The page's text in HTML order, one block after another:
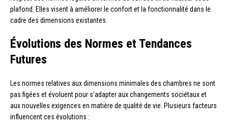
plafond. Elles visent à améliorer le confort et la fonctionnalité dans le
cadre des dimensions existantes.
Évolutions des Normes et Tendances
Futures
Les normes relatives aux dimensions minimales des chambres ne sont
pas figées et évoluent pour s’adapter aux changements sociétaux et
aux nouvelles exigences en matière de qualité de vie. Plusieurs facteurs
influencent ces évolutions :